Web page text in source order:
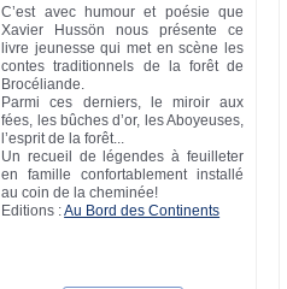
C’est avec humour et poésie que
Xavier Hussön nous présente ce
livre jeunesse qui met en scène les
contes traditionnels de la forêt de
Brocéliande.
Parmi ces derniers, le miroir aux
fées, les bûches d’or, les Aboyeuses,
l’esprit de la forêt...
Un recueil de légendes à feuilleter
en famille confortablement installé
au coin de la cheminée!
Editions :Au Bord des Continents